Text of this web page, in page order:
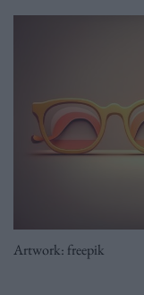
Artwork: freepik